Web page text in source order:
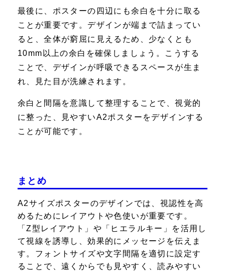
最後に、ポスターの四辺にも余白を十分に取る
ことが重要です。デザインが端まで詰まってい
ると、全体が窮屈に見えるため、少なくとも
10mm以上の余白を確保しましょう。こうする
ことで、デザインが呼吸できるスペースが生ま
れ、見た目が洗練されます。
余白と間隔を意識して整理することで、視覚的
に整った、見やすいA2ポスターをデザインする
ことが可能です。
まとめ
A2サイズポスターのデザインでは、視認性を高
めるためにレイアウトや色使いが重要です。
「Z型レイアウト」や「ヒエラルキー」を活用し
て視線を誘導し、効果的にメッセージを伝えま
す。フォントサイズや文字間隔を適切に設定す
ることで、遠くからでも見やすく、読みやすい